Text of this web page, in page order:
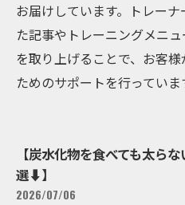
お届けしています。トレー
た記事やトレーニングメニ
を取り上げることで、お客
ためのサポートを行っていま
【炭水化物を食べても太ら
選⬇️】
2026/07/06